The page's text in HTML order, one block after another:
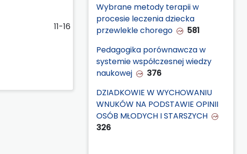
11-16
Wybrane metody terapii w
procesie leczenia dziecka
przewlekle chorego
581
Pedagogika porównawcza w
systemie współczesnej wiedzy
naukowej
376
DZIADKOWIE W WYCHOWANIU
WNUKÓW NA PODSTAWIE OPINII
OSÓB MŁODYCH I STARSZYCH
326